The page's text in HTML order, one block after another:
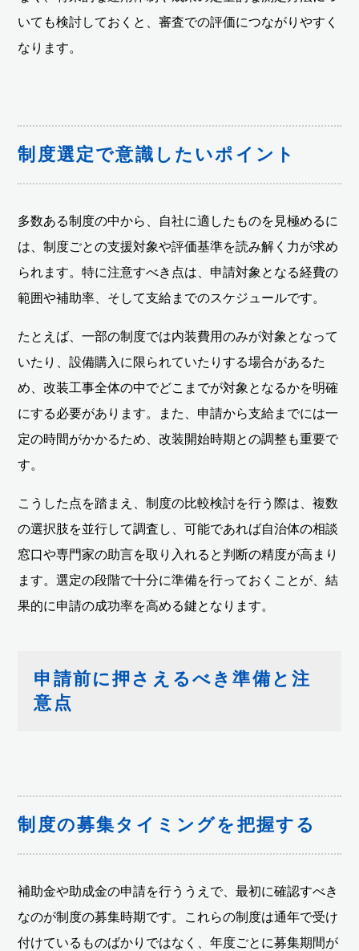
いても検討しておくと、審査での評価につながりやすく
なります。
制度選定で意識したいポイント
多数ある制度の中から、自社に適したものを見極めるに
は、制度ごとの支援対象や評価基準を読み解く力が求め
られます。特に注意すべき点は、申請対象となる経費の
範囲や補助率、そして支給までのスケジュールです。
たとえば、一部の制度では内装費用のみが対象となって
いたり、設備購入に限られていたりする場合があるた
め、改装工事全体の中でどこまでが対象となるかを明確
にする必要があります。また、申請から支給までには一
定の時間がかかるため、改装開始時期との調整も重要で
す。
こうした点を踏まえ、制度の比較検討を行う際は、複数
の選択肢を並行して調査し、可能であれば自治体の相談
窓口や専門家の助言を取り入れると判断の精度が高まり
ます。選定の段階で十分に準備を行っておくことが、結
果的に申請の成功率を高める鍵となります。
申請前に押さえるべき準備と注
意点
制度の募集タイミングを把握する
補助金や助成金の申請を行ううえで、最初に確認すべき
なのが制度の募集時期です。これらの制度は通年で受け
付けているものばかりではなく、年度ごとに募集期間が